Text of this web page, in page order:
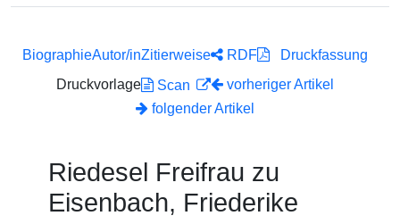
BiographieAutor/inZitierweise RDF
Druckfassung
Druckvorlage
Scan
vorheriger Artikel
folgender Artikel
Riedesel Freifrau zu
Eisenbach, Friederike